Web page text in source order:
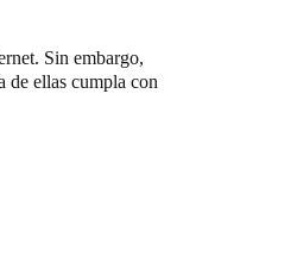
Sin embargo,
de ellas cumpla con